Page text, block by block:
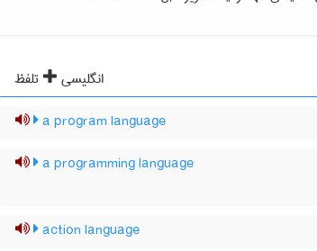
انگلیسی
تلفظ
a program language
a programming language
action language